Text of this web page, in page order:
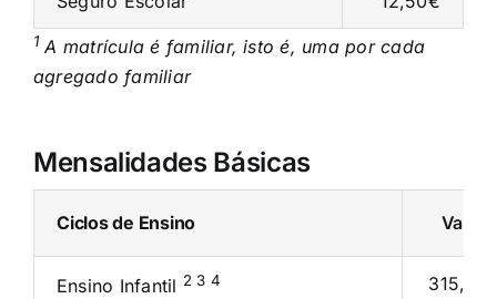
1 A matrícula é familiar, isto é, uma por cada
agregado familiar
Mensalidades Básicas
Ciclos de Ensino Valor
Ensino Infantil 2 3 4